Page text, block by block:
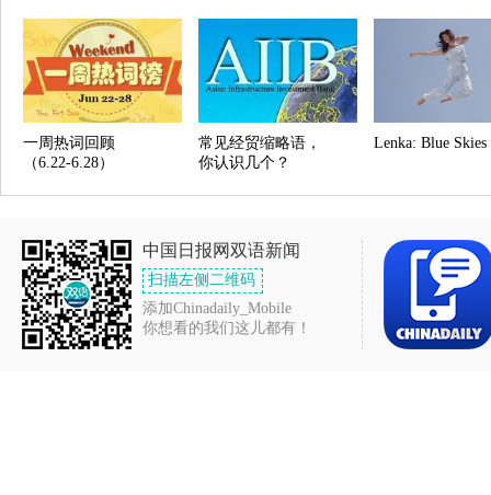
一周热词回顾
（6.22-6.28）
常见经贸缩略语，
你认识几个？
Lenka: Blue Skies
中国日报网双语新闻
扫描左侧二维码
添加Chinadaily_Mobile
你想看的我们这儿都有！